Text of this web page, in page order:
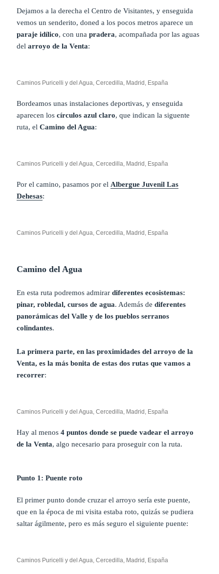
Dejamos a la derecha el Centro de Visitantes, y enseguida
vemos un senderito, doned a los pocos metros aparece un
paraje idílico, con unapradera, acompañada por las aguas
delarroyo de la Venta:
Caminos Puricelli y del Agua, Cercedilla, Madrid, España
Bordeamos unas instalaciones deportivas, y enseguida
aparecen loscírculos azul claro, que indican la siguente
ruta, elCamino del Agua:
Caminos Puricelli y del Agua, Cercedilla, Madrid, España
Por el camino, pasamos por elAlbergue Juvenil Las
Dehesas:
Caminos Puricelli y del Agua, Cercedilla, Madrid, España
Camino del Agua
En esta ruta podremos admirardiferentes ecosistemas:
pinar, robledal, cursos de agua. Además de diferentes
panorámicas del Valle y de los pueblos serranos
colindantes.
La primera parte, en las proximidades del arroyo de la
Venta, es la más bonita de estas dos rutas que vamos a
recorrer:
Caminos Puricelli y del Agua, Cercedilla, Madrid, España
Hay al menos4 puntos donde se puede vadear el arroyo
de la Venta, algo necesario para proseguir con la ruta.
Punto 1: Puente roto
El primer punto donde cruzar el arroyo sería este puente,
que en la época de mi visita estaba roto, quizás se pudiera
saltar ágilmente, pero es más seguro el siguiente puente:
Caminos Puricelli y del Agua, Cercedilla, Madrid, España